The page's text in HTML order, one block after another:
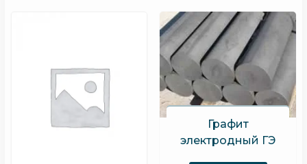
Графит
электродный ГЭ